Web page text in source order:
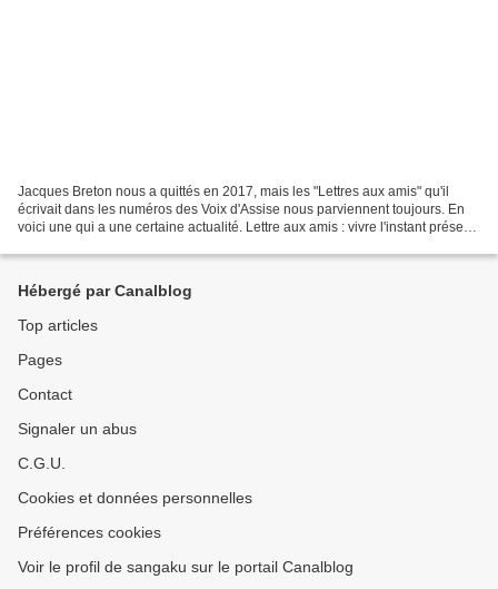
Jacques Breton nous a quittés en 2017, mais les "Lettres aux amis" qu'il
écrivait dans les numéros des Voix d'Assise nous parviennent toujours. En
voici une qui a une certaine actualité. Lettre aux amis : vivre l'instant présent
Hébergé par Canalblog
Top articles
Pages
Contact
Signaler un abus
C.G.U.
Cookies et données personnelles
Préférences cookies
Voir le profil de sangaku sur le portail Canalblog